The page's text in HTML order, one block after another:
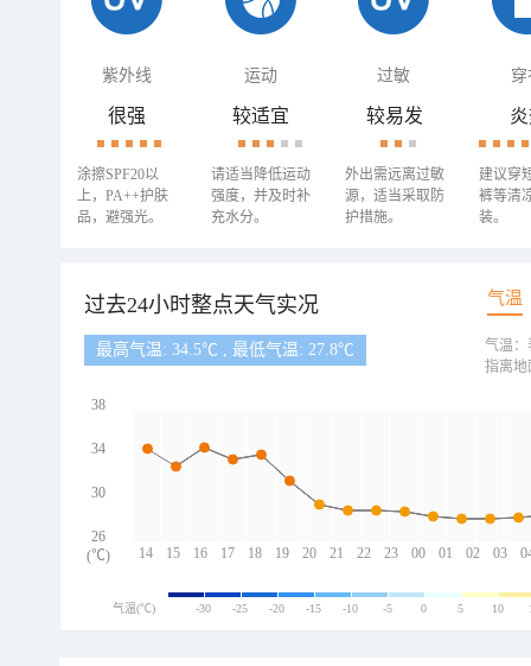
紫外线 运动 过敏 穿
很强
涂擦SPF20以
上，PA++护肤
品，避强光。
较适宜
请适当降低运动
强度，并及时补
充水分。
较易发
外出需远离过敏
源，适当采取防
护措施。
建议穿
裤等清
装。
过去24小时整点天气实况 气温
最高气温: 34.5℃ , 最低气温: 27.8℃
14 15 16 17 18 19 20 21 22 23 00 01 02 03
38
34
30
26
(℃)
气温：
指离地
气温(℃) -30 -25 -20 -15 -10 -5 0 5 10